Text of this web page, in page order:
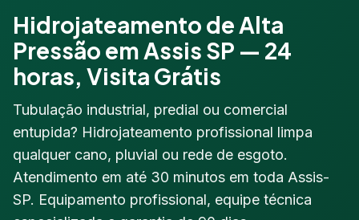
Hidrojateamento de Alta
Pressão em Assis SP — 24
horas, Visita Grátis
Tubulação industrial, predial ou comercial
entupida? Hidrojateamento profissional limpa
qualquer cano, pluvial ou rede de esgoto.
Atendimento em até 30 minutos em toda Assis-
SP. Equipamento profissional, equipe técnica